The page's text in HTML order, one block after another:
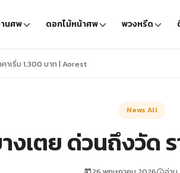
นศพ ดอกไม้หน้าศพ พวงหรีด
เริ่ม 1,300 บาท | Aorest
News All
เตย ด่วนถึงวัด ร